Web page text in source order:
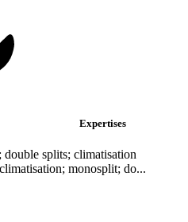
Expertises
splits; climatisation
monosplit; do...